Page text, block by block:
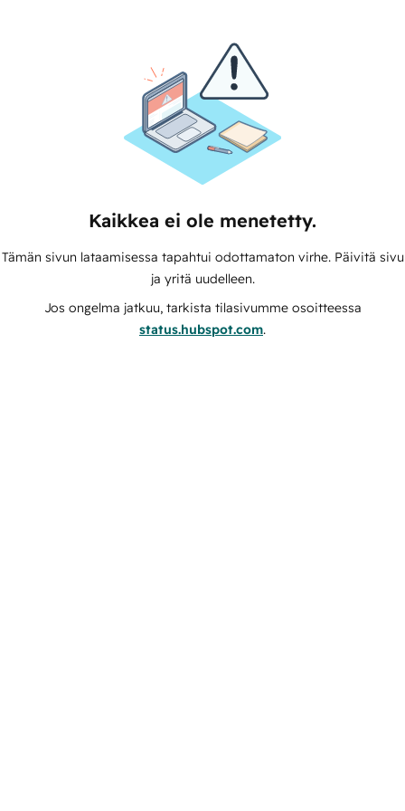
Kaikkea ei ole menetetty.
Tämän sivun lataamisessa tapahtui odottamaton virhe. Päivitä sivu
ja yritä uudelleen.
Jos ongelma jatkuu, tarkista tilasivumme osoitteessa
status.hubspot.com.